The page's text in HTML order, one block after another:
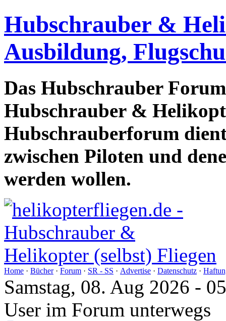
Hubschrauber &
Ausbildung,
Das Hubschrauber
Hubschrauber &
Hubschrauberforum
zwischen Piloten und
werden wollen.
Home · Bücher· Forum · SR - SS · Advertise · Datenschutz ·
Samstag, 08. Aug 2026 -
User im Forum unterwegs